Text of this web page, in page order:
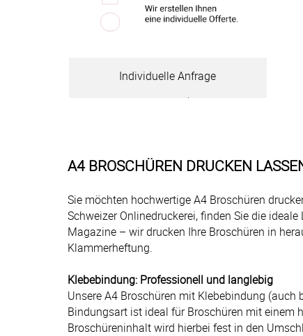
Individuelle Anfrage
Zum Produkt
A4 BROSCHÜREN DRUCKEN
Sie möchten hochwertige A4 Broschüren
Schweizer Onlinedruckerei, finden Sie die
Magazine – wir drucken Ihre Broschüren in
Klammerheftung.
Klebebindung: Professionell und langlebig
Unsere A4 Broschüren mit Klebebindung
Bindungsart ist ideal für Broschüren mit einem
Broschüreninhalt wird hierbei fest in den